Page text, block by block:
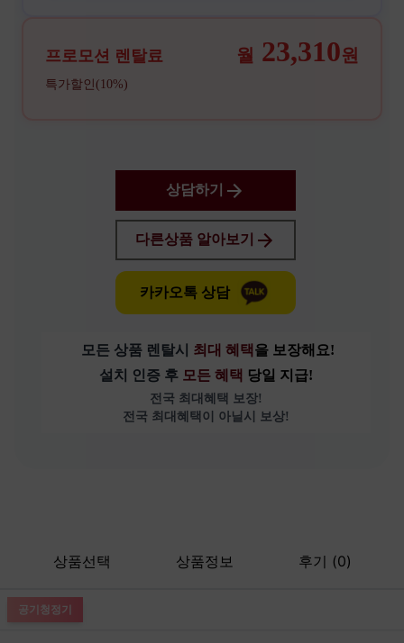
프로모션 렌탈료
특가할인(10%)
월 23,310원
상담하기
다른상품 알아보기
카카오톡 상담
모든 상품 렌탈시 최대 혜택 을 보장해요!
설치 인증 후 모든 혜택 당일 지급!
전국 최대혜택 보장!
전국 최대혜택이 아닐시 보상!
상품선택 상품정보 후기 (0)
공기청정기